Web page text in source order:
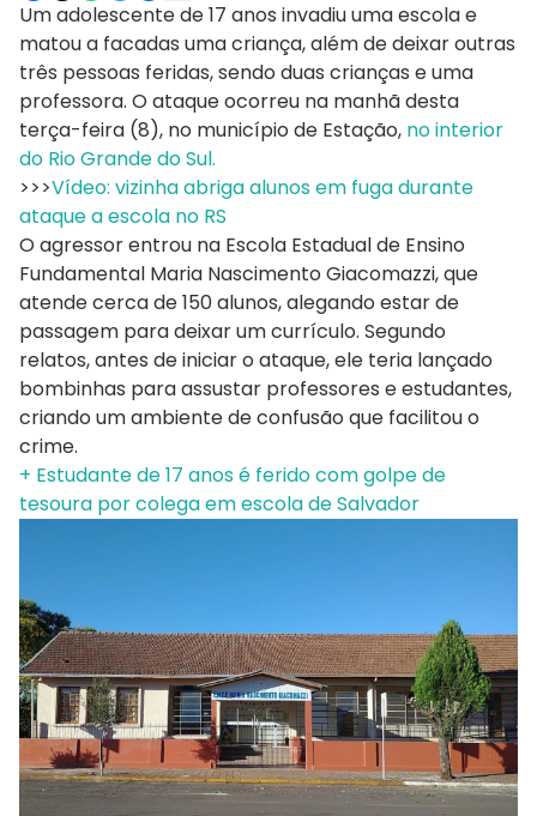
Um adolescente de 17 anos invadiu uma escola e
matou a facadas uma criança, além de deixar outras
três pessoas feridas, sendo duas crianças e uma
professora. O ataque ocorreu na manhã desta
terça-feira (8), no município de Estação, no interior
do Rio Grande do Sul.
>>>Vídeo: vizinha abriga alunos em fuga durante
ataque a escola no RS
O agressor entrou na Escola Estadual de Ensino
Fundamental Maria Nascimento Giacomazzi, que
atende cerca de 150 alunos, alegando estar de
passagem para deixar um currículo. Segundo
relatos, antes de iniciar o ataque, ele teria lançado
bombinhas para assustar professores e estudantes,
criando um ambiente de confusão que facilitou o
crime.
+ Estudante de 17 anos é ferido com golpe de
tesoura por colega em escola de Salvador